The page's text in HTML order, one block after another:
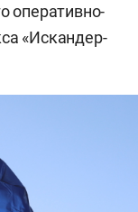
оперативно-
«Искандер-